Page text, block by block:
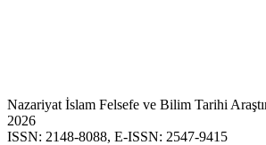
Nazariyat İslam Felsefe ve Bilim Tarihi
2026
ISSN: 2148-8088, E-ISSN: 2547-9415